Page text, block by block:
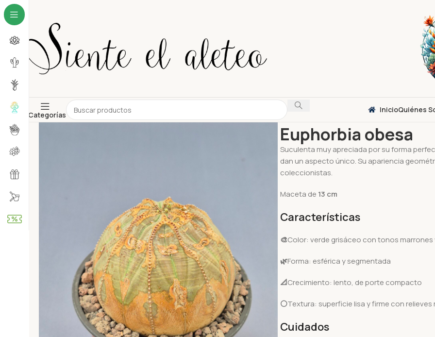
Categorías
InicioQuiénes
Inicio
Euphorbia obesa
Suculenta muy apreciada por su forma
dan un aspecto único. Su apariencia
coleccionistas.
Maceta de 13 cm
Características
🎨Color: verde grisáceo con tonos marrones
🌿Forma: esférica y segmentada
📐Crecimiento: lento, de porte compacto
⚪Textura: superficie lisa y firme con relieves
Cuidados